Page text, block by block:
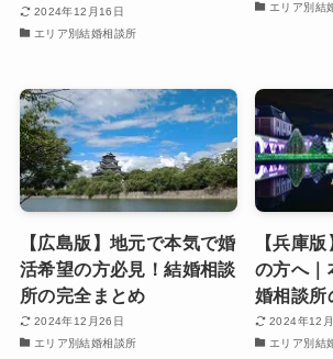
2024年12月16日
エリア別結婚相談所
エリア別結
【広島版】地元で本気で婚
活希望の方必見！結婚相談
所の完全まとめ
2024年12月26日
エリア別結婚相談所
【兵庫
の方へ｜
婚相談所
2024年12
エリア別結